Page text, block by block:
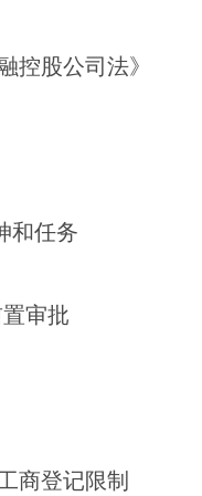
控股公司法》
和任务
审批
商登记限制